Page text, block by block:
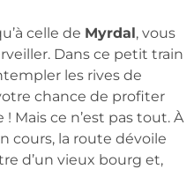
celle de Myrdal, vous
Dans ce petit train
les rives de
chance de profiter
Mais ce n’est pas tout. À
cours, la route dévoile
d’un vieux bourg et,